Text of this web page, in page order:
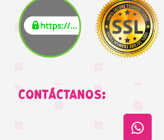
CONTÁCTANOS: